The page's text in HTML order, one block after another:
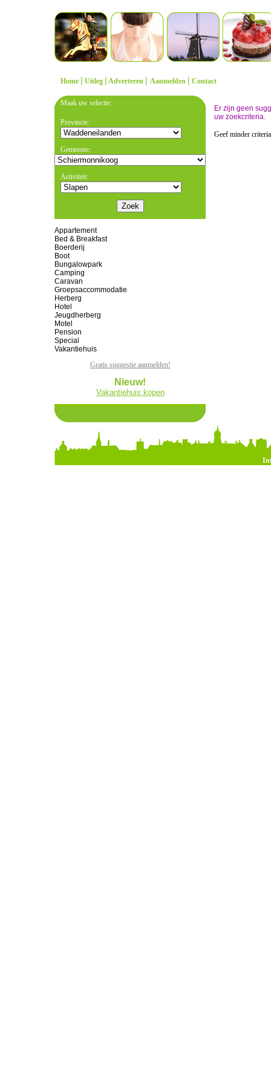
Home | Uitleg | Adverteren | Aanmelden | Contact
Maak uw selectie:
Provincie:
Gemeente:
Activiteit:
Appartement
Bed & Breakfast
Boerderij
Boot
Bungalowpark
Camping
Caravan
Groepsaccommodatie
Herberg
Hotel
Jeugdherberg
Motel
Pension
Special
Vakantiehuis
Gratis suggestie aanmelden!
Nieuw!
Vakantiehuis kopen
Er zijn geen
uw zoekcriteria.
Geef minder